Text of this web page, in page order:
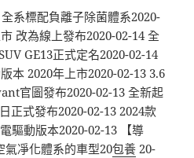
系標配負離子除菌體系2020-
改為線上發布2020-02-14 全
GE13正式定名2020-02-14
本 2020年上市2020-02-13 3.6
官圖發布2020-02-13 全新起
正式發布2020-02-13 2024款
驅動版本2020-02-13 ​【導
氣凈化體系的車型20包養 20-